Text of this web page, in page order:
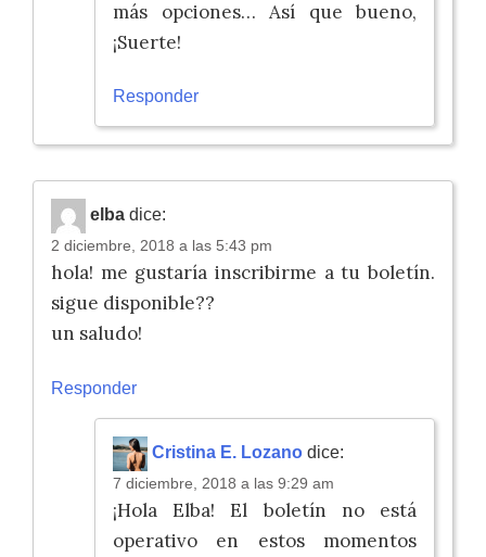
más opciones… Así que bueno,
¡Suerte!
Responder
elba dice:
2 diciembre, 2018 a las 5:43 pm
hola! me gustaría inscribirme a tu boletín.
sigue disponible??
un saludo!
Responder
Cristina E. Lozano dice:
7 diciembre, 2018 a las 9:29 am
¡Hola Elba! El boletín no está
operativo en estos momentos